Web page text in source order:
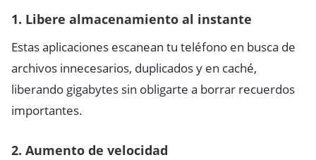
1. Libere almacenamiento al instante
Estas aplicaciones escanean tu teléfono en busca de
archivos innecesarios, duplicados y en caché,
liberando gigabytes sin obligarte a borrar recuerdos
importantes.
2. Aumento de velocidad